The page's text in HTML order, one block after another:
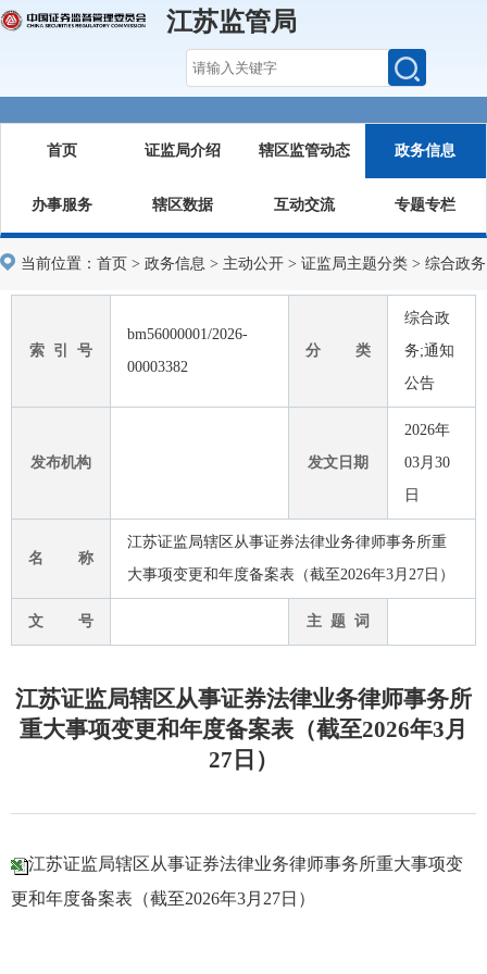
江苏监管局
首页 证监局介绍 辖区监管动态 政务信息
办事服务 辖区数据 互动交流 专题专栏
当前位置： 首页 > 政务信息 > 主动公开 > 证监局主题分类 > 综合政务
索 引 号
bm56000001/2026-
00003382
分 类
综合政
务;通知
公告
发布机构 发文日期
2026年
03月30
日
名 称
江苏证监局辖区从事证券法律业务律师事务所重
大事项变更和年度备案表（截至2026年3月27日）
文 号 主 题 词
江苏证监局辖区从事证券法律业务律师事务所
重大事项变更和年度备案表（截至2026年3月
27日）
江苏证监局辖区从事证券法律业务律师事务所重大事项变
更和年度备案表（截至2026年3月27日）